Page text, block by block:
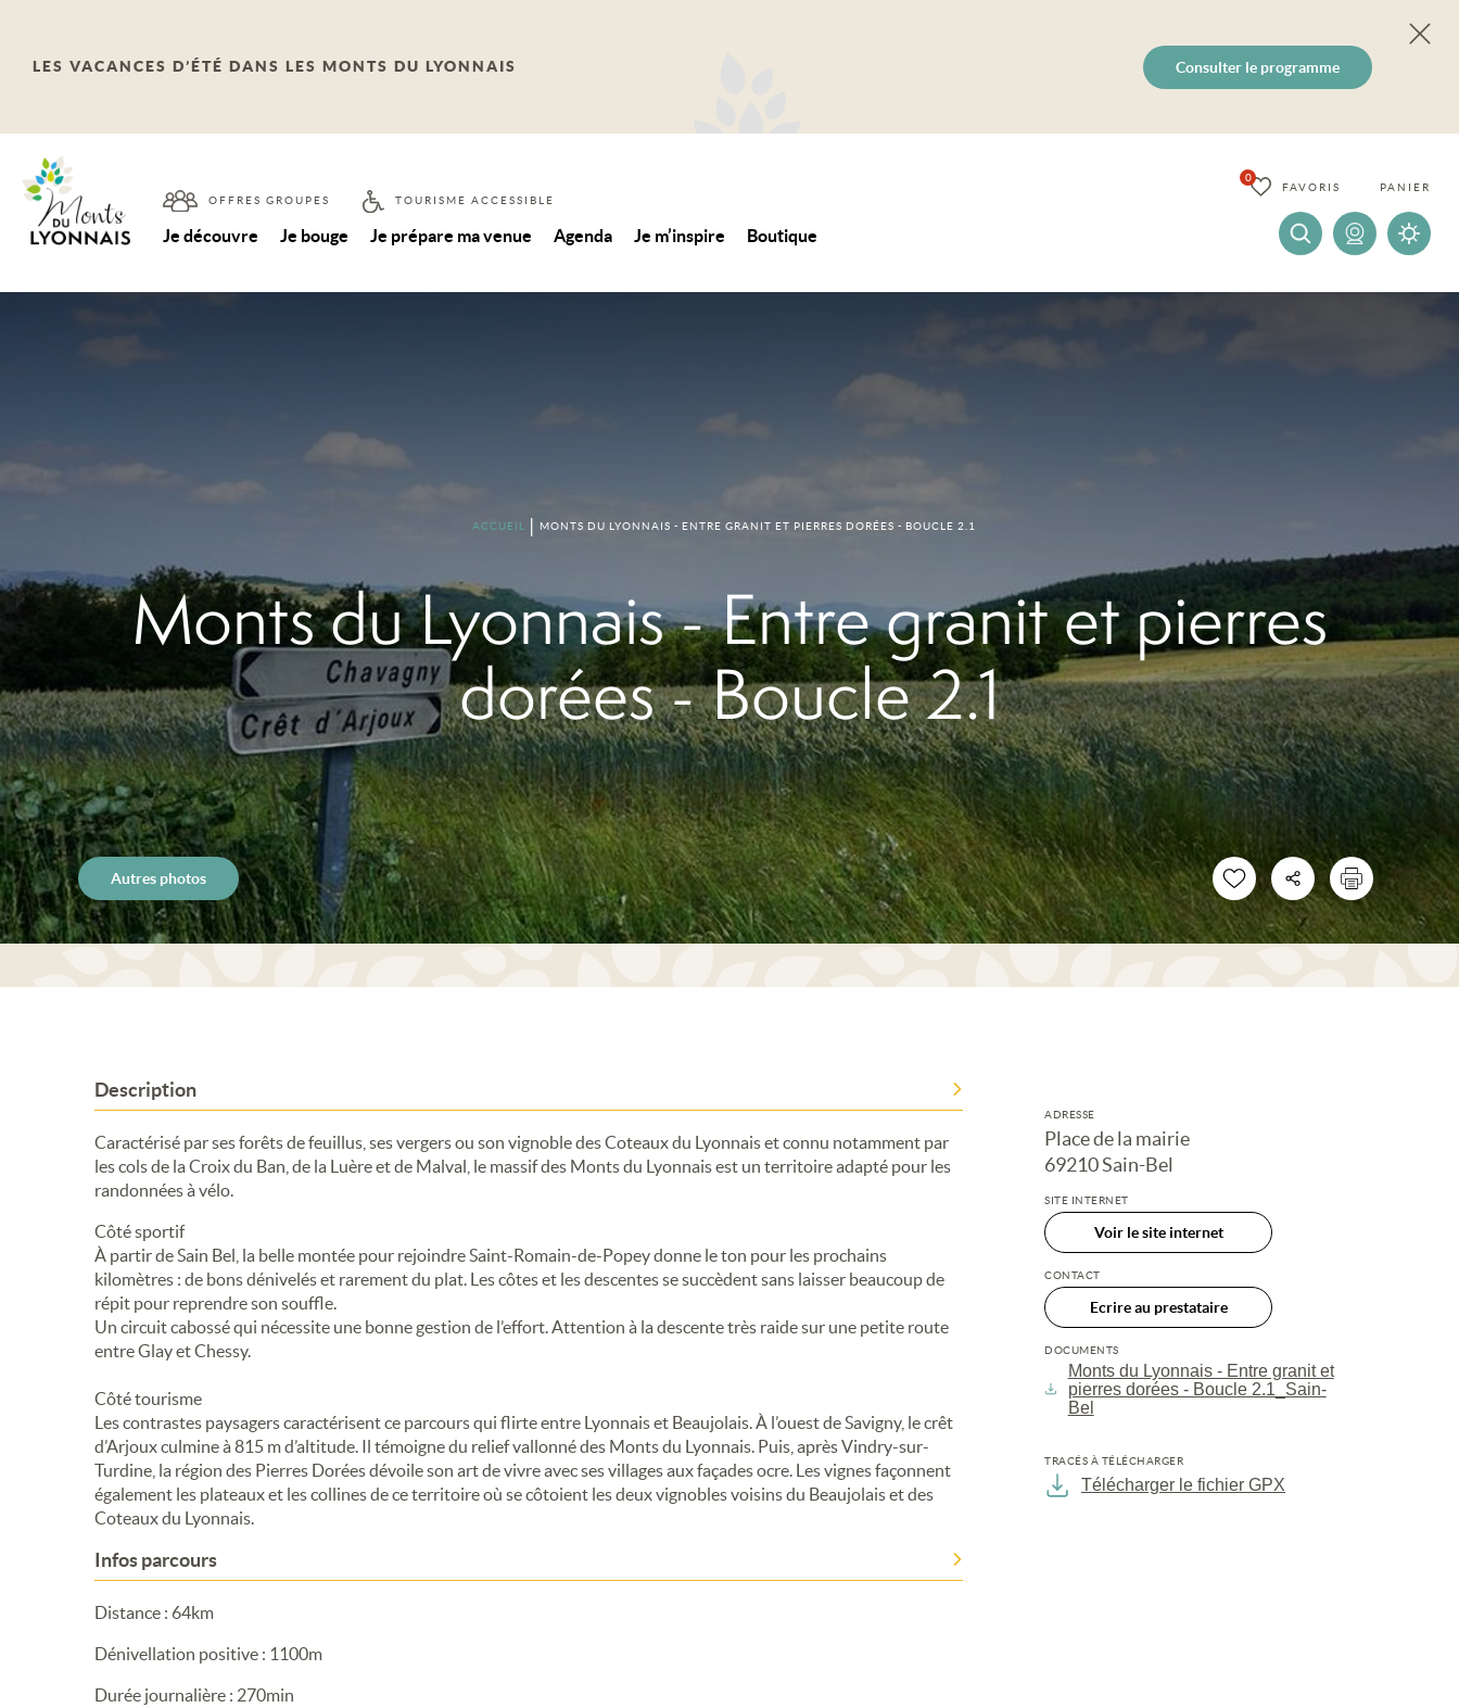
LES VACANCES D’ÉTÉ DANS LES MONTS DU LYONNAIS Consulter le programme
OFFRES GROUPES TOURISME ACCESSIBLE
Je découvre Je bouge Je prépare ma venue Agenda Je m’inspire Boutique
FAVORIS
0
PANIER
ACCUEIL MONTS DU LYONNAIS - ENTRE GRANIT ET PIERRES DORÉES - BOUCLE 2.1
Monts du Lyonnais - Entre granit et pierres
dorées - Boucle 2.1
Autres photos
Description
Caractérisé par ses forêts de feuillus, ses vergers ou son vignoble des Coteaux du Lyonnais et connu notamment par
les cols de la Croix du Ban, de la Luère et de Malval, le massif des Monts du Lyonnais est un territoire adapté pour les
randonnées à vélo.
Côté sportif
À partir de Sain Bel, la belle montée pour rejoindre Saint-Romain-de-Popey donne le ton pour les prochains
kilomètres : de bons dénivelés et rarement du plat. Les côtes et les descentes se succèdent sans laisser beaucoup de
répit pour reprendre son souffle.
Un circuit cabossé qui nécessite une bonne gestion de l’effort. Attention à la descente très raide sur une petite route
entre Glay et Chessy.
Côté tourisme
Les contrastes paysagers caractérisent ce parcours qui flirte entre Lyonnais et Beaujolais. À l’ouest de Savigny, le crêt
d’Arjoux culmine à 815 m d’altitude. Il témoigne du relief vallonné des Monts du Lyonnais. Puis, après Vindry-sur-
Turdine, la région des Pierres Dorées dévoile son art de vivre avec ses villages aux façades ocre. Les vignes façonnent
également les plateaux et les collines de ce territoire où se côtoient les deux vignobles voisins du Beaujolais et des
Coteaux du Lyonnais.
Infos parcours
Distance : 64km
Dénivellation positive : 1100m
Durée journalière : 270min
ADRESSE
Place de la mairie
69210 Sain-Bel
SITE INTERNET
Voir le site internet
CONTACT
Ecrire au prestataire
DOCUMENTS
Monts du Lyonnais - Entre granit et
pierres dorées - Boucle 2.1_Sain-
Bel
TRACÉS À TÉLÉCHARGER
Télécharger le fichier GPX